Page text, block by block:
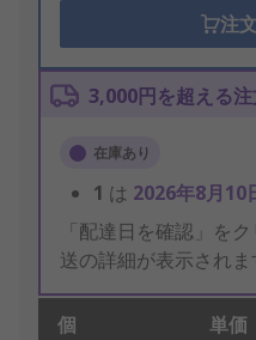
注
3,000円を超える
在庫あり
1 は 2026年8月10
「配達日を確認」を
送の詳細が表示されま
個 単価